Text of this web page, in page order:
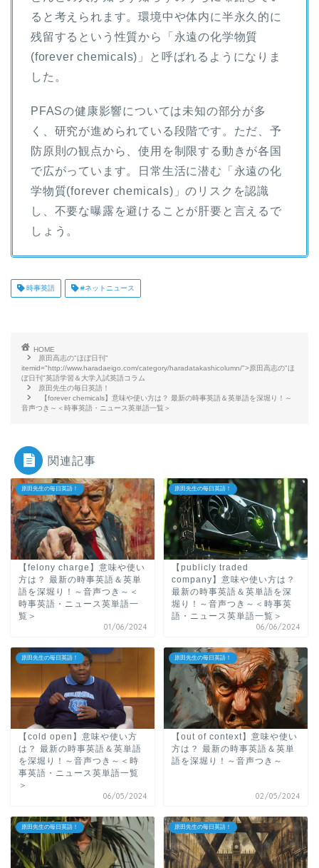
ると考えられます。環境中や体内に半永久的に
残留するという性質から「永遠の化学物質
(forever chemicals)」と呼ばれるようになりま
した。
PFASの健康影響については未知の部分が多
く、研究が進められている段階です。ただ、予
防原則の観点から、使用を制限する動きが各国
で広がっています。日常生活に潜む「永遠の化
学物質(forever chemicals)」のリスクを認識
し、不要な曝露を避けることが肝要と言えるで
しょう。
時事英語 #ネットニュース
HOME
原田高志の"ほぼ日刊"
itemid="http://www.haradaeigo.com/category/haradatakashicolumn/">原田高志の"ほ
ぼ日刊"英語学習＆大学入試英語コラム
原田先生の毎日英語！
【forever chemicals】意味や使い方は？ 最新の時事英語＆英単語を深堀り！～
音声つき～＜時事英語・ニュース英単語一覧＞
関連記事
原田先生の毎日英語！
【felony charge】意味や使い
方は？ 最新の時事英語＆英単
語を深堀り！～音声つき～＜
時事英語・ニュース英単語一
覧＞
01/06/2024
原田先生の毎日英語！
【publicly traded
company】意味や使い方は？
最新の時事英語＆英単語を深
堀り！～音声つき～＜時事英
語・ニュース英単語一覧＞
06/06/2024
原田先生の毎日英語！
【cold open】意味や使い方
は？ 最新の時事英語＆英単語
を深堀り！～音声つき～＜時
事英語・ニュース英単語一覧
＞
06/05/2024
原田先生の毎日英語！
【out of context】意味や使い
方は？ 最新の時事英語＆英単
語を深堀り！～音声つき～
02/05/2024
原田先生の毎日英語！ 原田先生の毎日英語！